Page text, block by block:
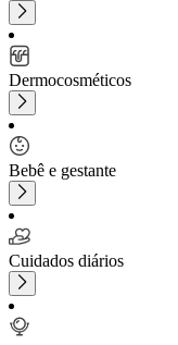
Dermocosméticos
Bebê e gestante
Cuidados diários